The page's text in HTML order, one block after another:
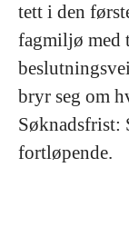
tett i den
fagmiljø med
bryr seg om
Søknadsfrist:
fortløpende.